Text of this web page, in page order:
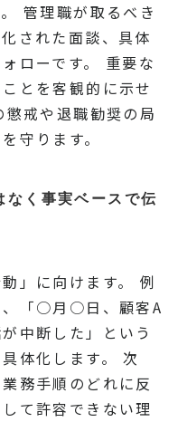
管理職が取るべき
された面談、具体
ローです。 重要な
とを客観的に示せ
戒や退職勧奨の局
守ります。
なく事実ベースで伝
」に向けます。 例
、「○月○日、顧客A
中断した」という
体化します。 次
務手順のどれに反
て許容できない理